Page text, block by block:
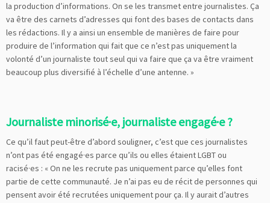
la production d’informations. On se les transmet entre journalistes. Ça
va être des carnets d’adresses qui font des bases de contacts dans
les rédactions. Il y a ainsi un ensemble de manières de faire pour
produire de l’information qui fait que ce n’est pas uniquement la
volonté d’un journaliste tout seul qui va faire que ça va être vraiment
beaucoup plus diversifié à l’échelle d’une antenne. »
Journaliste minorisé·e, journaliste engagé·e ?
Ce qu’il faut peut-être d’abord souligner, c’est que ces journalistes
n’ont pas été engagé·es parce qu’ils ou elles étaient LGBT ou
racisé·es : « On ne les recrute pas uniquement parce qu’elles font
partie de cette communauté. Je n’ai pas eu de récit de personnes qui
pensent avoir été recrutées uniquement pour ça. Il y aurait d’autres